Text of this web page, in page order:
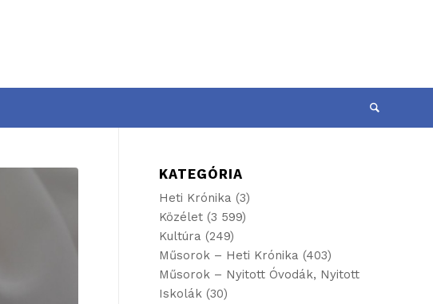
KATEGÓRIA
Heti Krónika (3)
Közélet (3 599)
Kultúra (249)
Műsorok – Heti Krónika (403)
Műsorok – Nyitott Óvodák, Nyitott
Iskolák (30)